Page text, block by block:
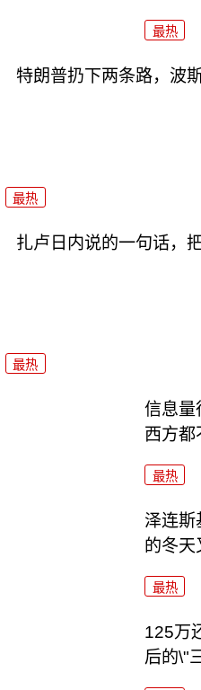
最热
特朗普扔下两条路，波
最热
扎卢日内说的一句话，
最热
信息量
西方都
最热
泽连斯
的冬天
最热
125万
后的\"